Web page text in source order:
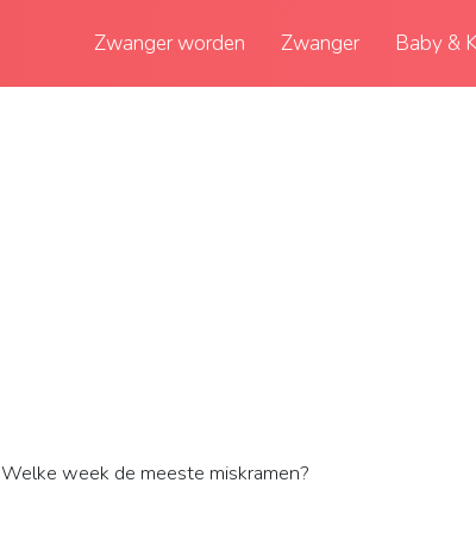
Zwanger worden Zwanger Baby &
Welke week de meeste miskramen?